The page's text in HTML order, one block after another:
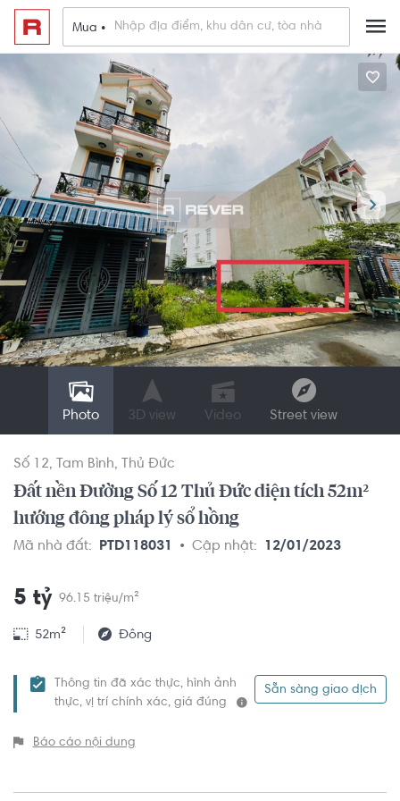
Mua •
Photo 3D view Video Street view
Số 12 Tam Bình Thủ Đức
Đất nền Đường Số 12 Thủ Đức diện tích 52m²
hướng đông pháp lý sổ hồng
Mã nhà đất: PTD118031 Cập nhật: 12/01/2023
5 tỷ 96.15 triệu/m²
52m² Đông
Thông tin đã xác thực, hình ảnh
thực, vị trí chính xác, giá đúng
Sẵn sàng giao dịch
Báo cáo nội dung